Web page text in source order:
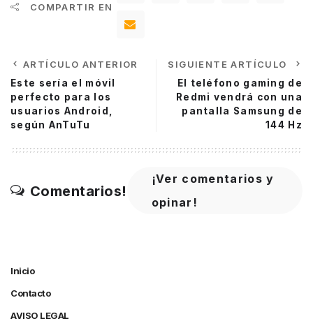
COMPARTIR EN
ARTÍCULO ANTERIOR
Este sería el móvil
perfecto para los
usuarios Android,
según AnTuTu
SIGUIENTE ARTÍCULO
El teléfono gaming de
Redmi vendrá con una
pantalla Samsung de
144 Hz
Comentarios!
¡Ver comentarios y
opinar!
Inicio
Contacto
AVISO LEGAL